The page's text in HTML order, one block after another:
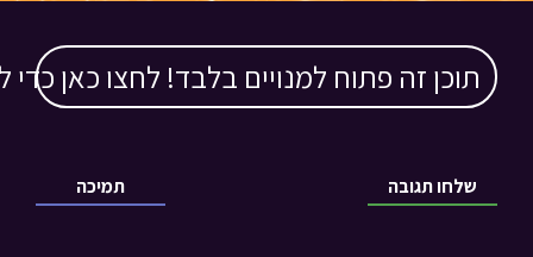
תוכן זה פתוח למנויים בלבד! לחצו כאן כדי
תמיכה שלחו תגובה